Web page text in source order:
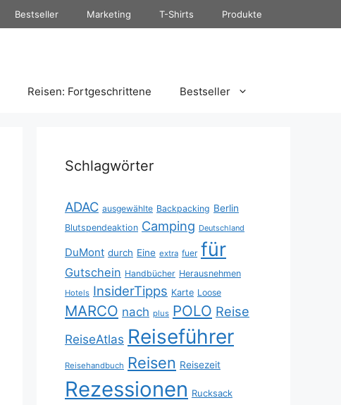
Bestseller Marketing T-Shirts Produkte
Reisen: Fortgeschrittene Bestseller
Schlagwörter
ADAC ausgewählte Backpacking Berlin
Blutspendeaktion Camping Deutschland
DuMont durch Eine extra fuer für
Gutschein Handbücher Herausnehmen
Hotels InsiderTipps Karte Loose
MARCO nach plus POLO Reise
ReiseAtlas Reiseführer
Reisehandbuch Reisen Reisezeit
Rezessionen Rucksack